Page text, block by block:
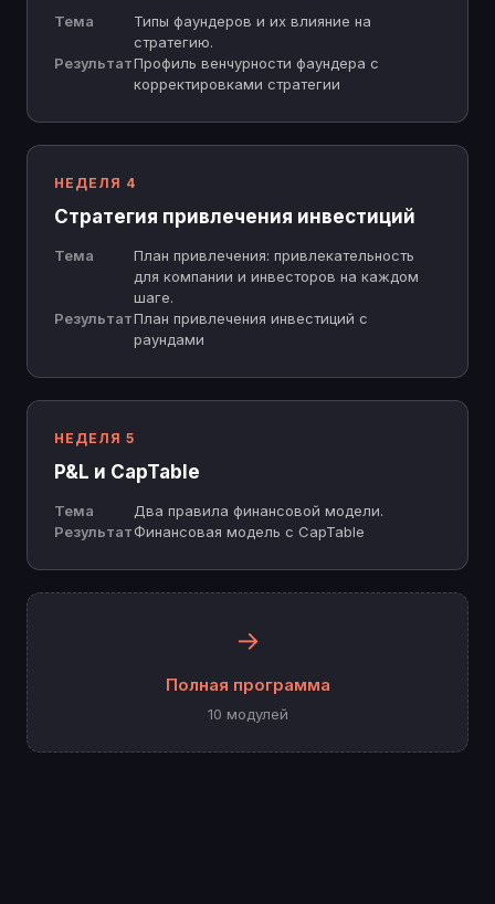
Тема
Типы фаундеров и их влияние на
стратегию.
РезультатПрофиль венчурности фаундера с
корректировками стратегии
НЕДЕЛЯ 4
Стратегия привлечения инвестиций
Тема
План привлечения: привлекательность
для компании и инвесторов на каждом
шаге.
РезультатПлан привлечения инвестиций с
раундами
НЕДЕЛЯ 5
P&L и CapTable
Тема
Два правила финансовой модели.
РезультатФинансовая модель с CapTable
→
Полная программа
10 модулей